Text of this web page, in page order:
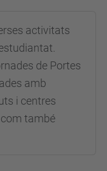
activitats
de Portes
amb
i centres
també